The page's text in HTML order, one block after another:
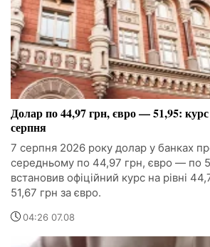
Долар по 44,97 грн, євро — 51,95:
серпня
7 серпня 2026 року долар у банках
середньому по 44,97 грн, євро — по
встановив офіційний курс на рівні
51,67 грн за євро.
04:26 07.08